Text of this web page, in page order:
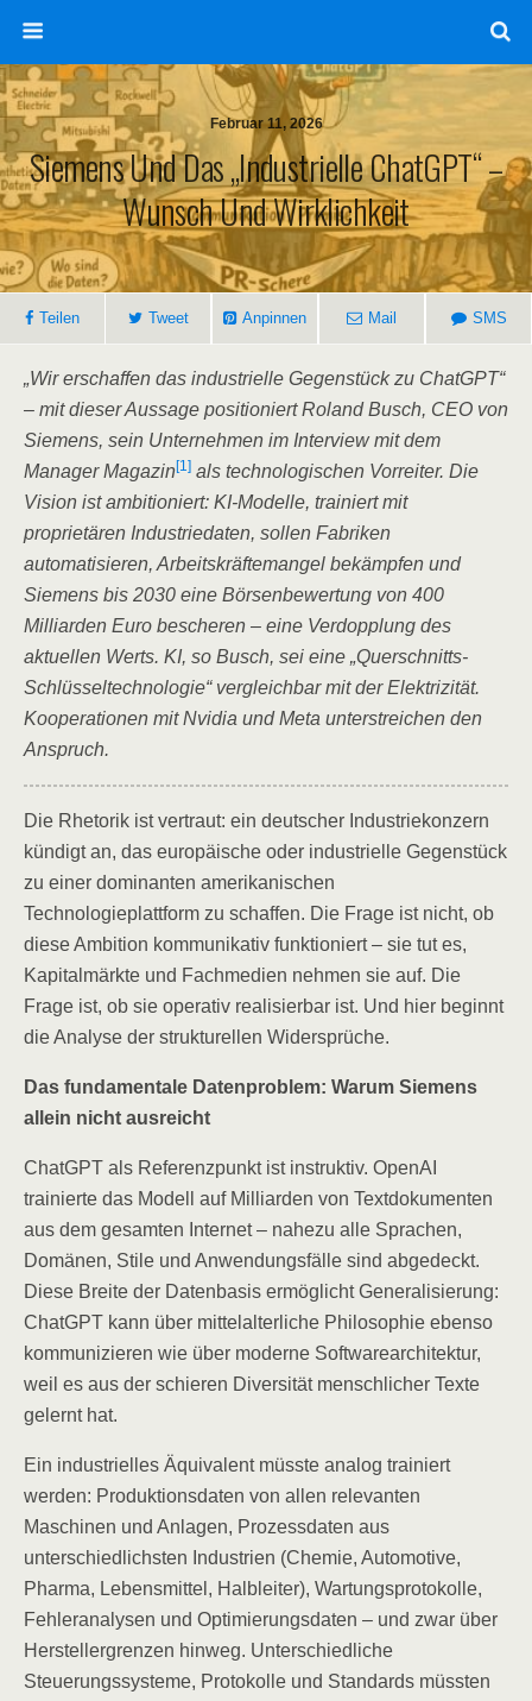
Februar 11, 2026
Siemens Und Das „industrielle ChatGPT“ –
Wunsch Und Wirklichkeit
Teilen Tweet Anpinnen Mail SMS
„Wir erschaffen das industrielle Gegenstück zu ChatGPT“
– mit dieser Aussage positioniert Roland Busch, CEO von
Siemens, sein Unternehmen im Interview mit dem
Manager Magazin[1] als technologischen Vorreiter. Die
Vision ist ambitioniert: KI-Modelle, trainiert mit
proprietären Industriedaten, sollen Fabriken
automatisieren, Arbeitskräftemangel bekämpfen und
Siemens bis 2030 eine Börsenbewertung von 400
Milliarden Euro bescheren – eine Verdopplung des
aktuellen Werts. KI, so Busch, sei eine „Querschnitts-
Schlüsseltechnologie“ vergleichbar mit der Elektrizität.
Kooperationen mit Nvidia und Meta unterstreichen den
Anspruch.
Die Rhetorik ist vertraut: ein deutscher Industriekonzern
kündigt an, das europäische oder industrielle Gegenstück
zu einer dominanten amerikanischen
Technologieplattform zu schaffen. Die Frage ist nicht, ob
diese Ambition kommunikativ funktioniert – sie tut es,
Kapitalmärkte und Fachmedien nehmen sie auf. Die
Frage ist, ob sie operativ realisierbar ist. Und hier beginnt
die Analyse der strukturellen Widersprüche.
Das fundamentale Datenproblem: Warum Siemens
allein nicht ausreicht
ChatGPT als Referenzpunkt ist instruktiv. OpenAI
trainierte das Modell auf Milliarden von Textdokumenten
aus dem gesamten Internet – nahezu alle Sprachen,
Domänen, Stile und Anwendungsfälle sind abgedeckt.
Diese Breite der Datenbasis ermöglicht Generalisierung:
ChatGPT kann über mittelalterliche Philosophie ebenso
kommunizieren wie über moderne Softwarearchitektur,
weil es aus der schieren Diversität menschlicher Texte
gelernt hat.
Ein industrielles Äquivalent müsste analog trainiert
werden: Produktionsdaten von allen relevanten
Maschinen und Anlagen, Prozessdaten aus
unterschiedlichsten Industrien (Chemie, Automotive,
Pharma, Lebensmittel, Halbleiter), Wartungsprotokolle,
Fehleranalysen und Optimierungsdaten – und zwar über
Herstellergrenzen hinweg. Unterschiedliche
Steuerungssysteme, Protokolle und Standards müssten